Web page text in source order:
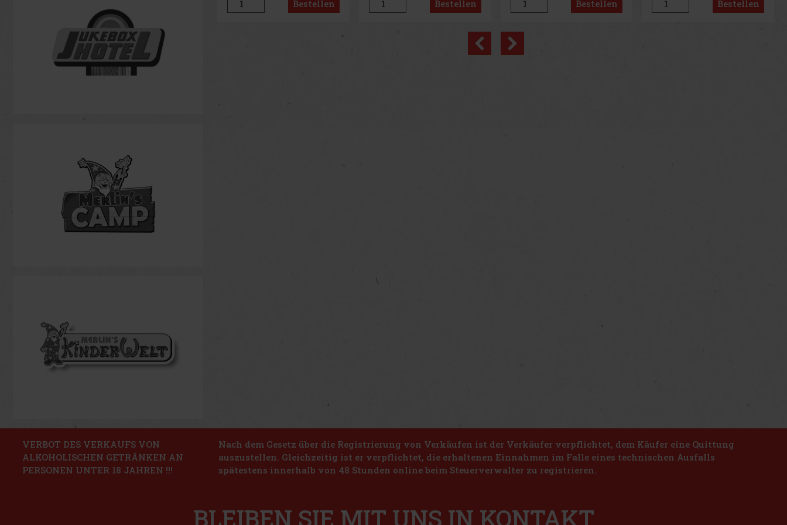
gleichzeitig als weiches
Kissen, auf dem Sie beim
Bestellen sodass es sich leicht
zusammenrollen, verstauen
Bestellen Fassungsvermögen von 600
ml und zieht dank seines
Bestellen spielt dazu bis zu 13
beruhigende Melodien, die Ihr
Bestellen
Previous
VERBOT DES VERKAUFS VON
ALKOHOLISCHEN GETRÄNKEN AN
PERSONEN UNTER 18 JAHREN !!!
Nach dem Gesetz über die Registrierung von Verkäufen ist der Verkäufer verpflichtet, dem Käufer eine Quittung
auszustellen. Gleichzeitig ist er verpflichtet, die erhaltenen Einnahmen im Falle eines technischen Ausfalls
spätestens innerhalb von 48 Stunden online beim Steuerverwalter zu registrieren.
BLEIBEN SIE MIT UNS IN KONTAKT